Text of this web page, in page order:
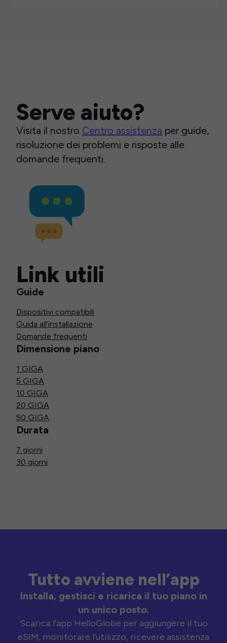
Serve aiuto?
Visita il nostro Centro assistenza per guide,
risoluzione dei problemi e risposte alle
domande frequenti.
Link utili
Guide
Dispositivi compatibili
Guida all’installazione
Domande frequenti
Dimensione piano
1 GIGA
5 GIGA
10 GIGA
20 GIGA
50 GIGA
Durata
7 giorni
30 giorni
Tutto avviene nell’app
Installa, gestisci e ricarica il tuo piano in
un unico posto.
Scarica l’app HelloGlobe per aggiungere il tuo
eSIM, monitorare l’utilizzo, ricevere assistenza